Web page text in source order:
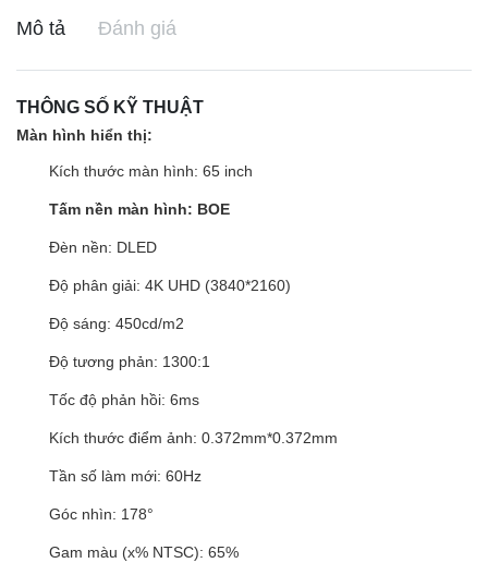
Mô tả Đánh giá
THÔNG SỐ KỸ THUẬT
Màn hình hiển thị:
Kích thước màn hình: 65 inch
Tấm nền màn hình: BOE
Đèn nền: DLED
Độ phân giải: 4K UHD (3840*2160)
Độ sáng: 450cd/m2
Độ tương phản: 1300:1
Tốc độ phản hồi: 6ms
Kích thước điểm ảnh: 0.372mm*0.372mm
Tần số làm mới: 60Hz
Góc nhìn: 178°
Gam màu (x% NTSC): 65%